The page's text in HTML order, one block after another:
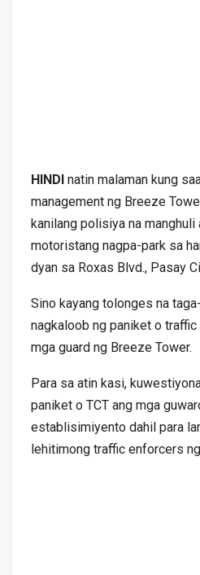
HINDInatin malaman kung
management ng Breeze
kanilang polisiya na manghuli
motoristang nagpa-park sa
dyan sa Roxas Blvd., Pasay
Sino kayang tolonges na
nagkaloob ng paniket o
mga guard ng Breeze Tower.
Para sa atin kasi,
paniket o TCT ang mga
establisimiyento dahil para
lehitimong traffic enforcers